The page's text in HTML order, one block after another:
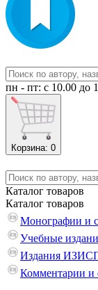
пн - пт: с 10.00 до
Корзина: 0
Каталог товаров
Каталог товаров
Монографии и
Учебные
Издания
Комментарии и